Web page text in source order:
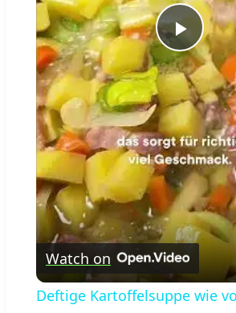
Play
Watch on
Deftige Kartoffelsuppe wie